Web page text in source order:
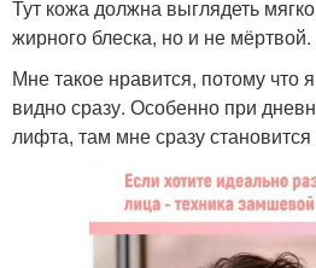
Тут кожа должна выглядеть
жирного блеска, но и не мёртвой.
Мне такое нравится, потому что
видно сразу. Особенно при
лифта, там мне сразу становится